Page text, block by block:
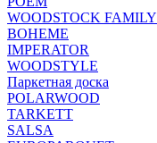
WOODSTOCK FAMILY
BOHEME
IMPERATOR
WOODSTYLE
Паркетная доска
POLARWOOD
TARKETT
SALSA